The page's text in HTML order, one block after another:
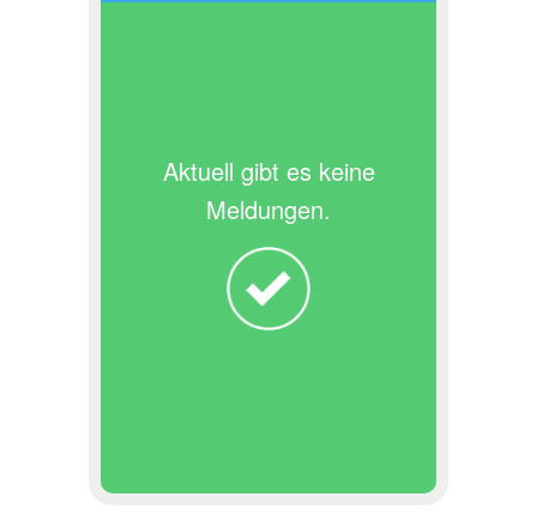
Aktuell gibt es keine
Meldungen.